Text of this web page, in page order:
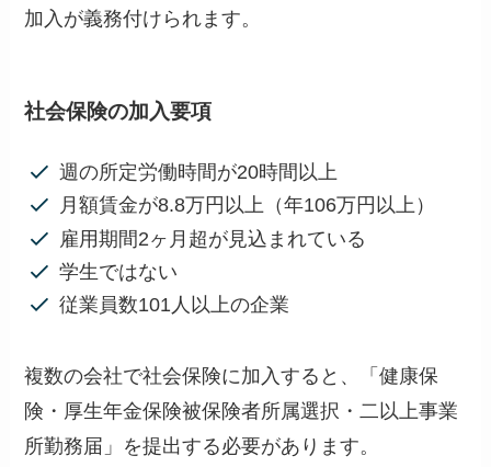
加入が義務付けられます。
社会保険の加入要項
週の所定労働時間が20時間以上
月額賃金が8.8万円以上（年106万円以上）
雇用期間2ヶ月超が見込まれている
学生ではない
従業員数101人以上の企業
複数の会社で社会保険に加入すると、「健康保
険・厚生年金保険被保険者所属選択・二以上事業
所勤務届」を提出する必要があります。